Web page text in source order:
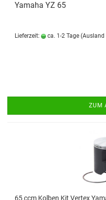
Yamaha YZ 65
Lieferzeit: ca. 1-2 Tage (Ausland
ZUM
65 ccm Kolben Kit Vertex